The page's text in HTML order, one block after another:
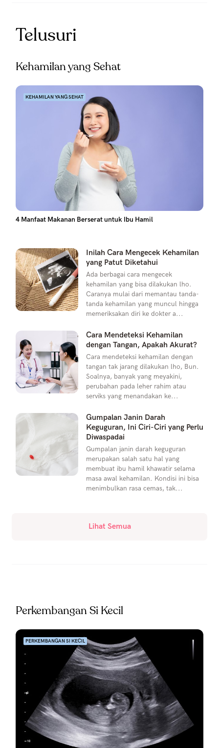
Telusuri
Kehamilan yang Sehat
KEHAMILAN YANG SEHAT
4 Manfaat Makanan Berserat untuk Ibu Hamil
Inilah Cara Mengecek Kehamilan
yang Patut Diketahui
Ada berbagai cara mengecek
kehamilan yang bisa dilakukan lho.
Caranya mulai dari memantau tanda-
tanda kehamilan yang muncul hingga
memeriksakan diri ke dokter a...
Cara Mendeteksi Kehamilan
dengan Tangan, Apakah Akurat?
Cara mendeteksi kehamilan dengan
tangan tak jarang dilakukan lho, Bun.
Soalnya, banyak yang meyakini,
perubahan pada leher rahim atau
serviks yang menandakan ke...
Gumpalan Janin Darah
Keguguran, Ini Ciri-Ciri yang Perlu
Diwaspadai
Gumpalan janin darah keguguran
merupakan salah satu hal yang
membuat ibu hamil khawatir selama
masa awal kehamilan. Kondisi ini bisa
menimbulkan rasa cemas, tak...
Lihat Semua
Perkembangan Si Kecil
PERKEMBANGAN SI KECIL